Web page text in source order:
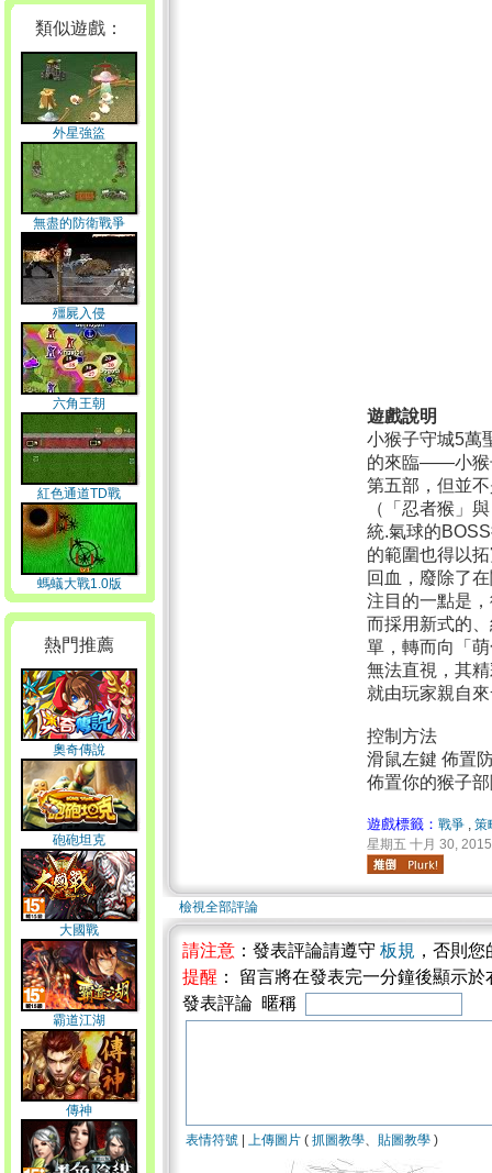
類似遊戲：
外星強盜
無盡的防衛戰爭
殭屍入侵
六角王朝
紅色通道TD戰
螞蟻大戰1.0版
熱門推薦
奧奇傳說
砲砲坦克
大國戰
霸道江湖
傳神
遊戲說明
小猴子守城5萬
的來臨——小猴
第五部，但並
（「忍者猴」
統.氣球的
的範圍也得以
回血，廢除了
注目的一點是
而採用新式的
單，轉而向「
無法直視，其
就由玩家親自
控制方法
滑鼠左鍵 佈置
佈置你的猴子
遊戲標籤： 戰爭 , 策
星期五 十月 30,
檢視全部評論
請注意 ：發表評論請遵守 板規 ，否則
提醒 ： 留言將在發表完一分鐘後顯示
發表評論 暱稱
表情符號 上傳圖片 ( 抓圖教學、 貼圖教學 )